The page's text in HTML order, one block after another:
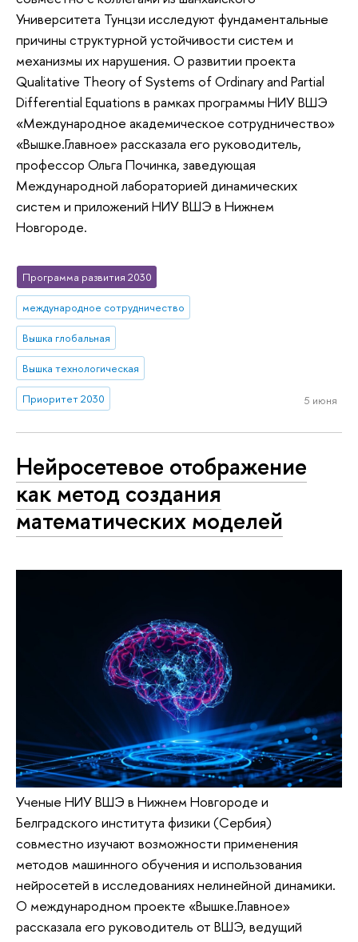
Университета Тунцзи исследуют фундаментальные
причины структурной устойчивости систем и
механизмы их нарушения. О развитии проекта
Qualitative Theory of Systems of Ordinary and Partial
Differential Equations в рамках программы НИУ ВШЭ
«Международное академическое сотрудничество»
«Вышке.Главное» рассказала его руководитель,
профессор Ольга Починка, заведующая
Международной лабораторией динамических
систем и приложений НИУ ВШЭ в Нижнем
Новгороде.
Программа развития 2030
международное сотрудничество
Вышка глобальная
Вышка технологическая
Приоритет 2030 5 июня
Нейросетевое отображение
как метод создания
математических моделей
Ученые НИУ ВШЭ в Нижнем Новгороде и
Белградского института физики (Сербия)
совместно изучают возможности применения
методов машинного обучения и использования
нейросетей в исследованиях нелинейной динамики.
О международном проекте «Вышке.Главное»
рассказала его руководитель от ВШЭ, ведущий